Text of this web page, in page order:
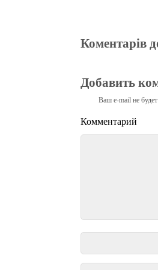
Коментарів
Добавить
Ваш e-mail не
Комментарий